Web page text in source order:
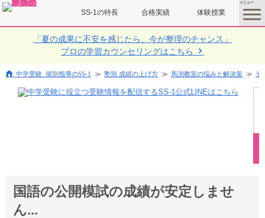
体験授業
合格実績
SS-1の特長
toggle
menu
「夏の成果に不安を感じたら、今が整理のチャンス」
プロの学習カウンセリングはこちら
中学受験 個別指導のSS-1 塾別 成績の上げ方 馬渕教室の悩みと解決策 テ
国語の公開模試の成績が安定しませ
ん...